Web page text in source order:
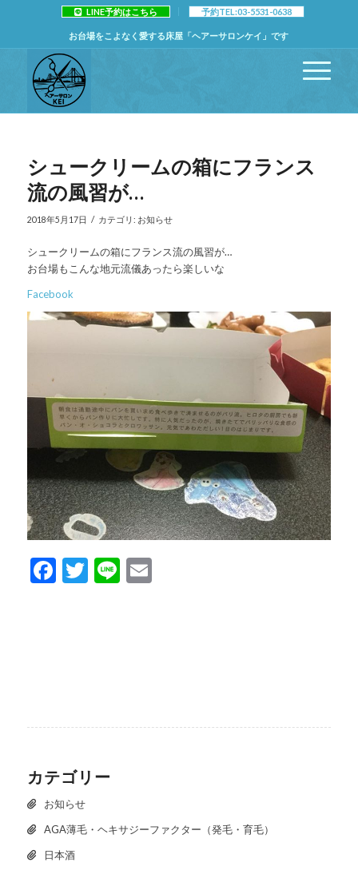
LINE予約はこちら 予約TEL:03-5531-0638
お台場をこよなく愛する床屋「ヘアーサロンケイ」です
シュークリームの箱にフランス
流の風習が…
2018年5月17日 / カテゴリ: お知らせ
シュークリームの箱にフランス流の風習が…
お台場もこんな地元流儀あったら楽しいな
Facebook
Facebook
Twitter
LineEmail
カテゴリー
お知らせ
AGA薄毛・ヘキサジーファクター（発毛・育毛）
日本酒